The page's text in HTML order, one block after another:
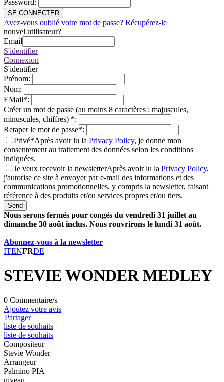
Password:
SE CONNECTER
Avez-vous oublié votre mot de passe? Récupérez-le
nouvel utilisateur?
Email
S'identifier
Connexion
S'identifier
Prénom:
Nom:
EMail*:
Créer un mot de passe (au moins 8 caractères : majuscules,
minuscules, chiffres) *:
Retaper le mot de passe*:
Privé*Après avoir lu la Privacy Policy, je donne mon
consentement au traitement des données selon les conditions
indiquées.
Je veux recevoir la newsletterAprès avoir lu la Privacy Policy,
j'autorise ce site à envoyer par e-mail des informations et des
communications promotionnelles, y compris la newsletter, faisant
référence à des produits et/ou services propres et/ou tiers.
Send
Nous serons fermés pour congés du vendredi 31 juillet au
dimanche 30 août inclus. Nous rouvrirons le lundi 31 août.
Abonnez-vous à la newsletter
ITENFRDE
STEVIE WONDER MEDLEY
0 Commentaire/s
Ajoutez votre avis
Partager
liste de souhaits
liste de souhaits
Compositeur
Stevie Wonder
Arrangeur
Palmino PIA
niveau